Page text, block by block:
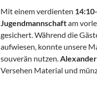
Mit einem verdienten
Jugendmannschaftam
gesichert. Während die
aufwiesen, konnte unsere
souverän nutzen.
Versehen Material und